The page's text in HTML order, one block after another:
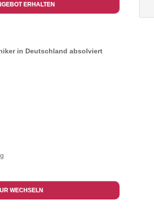
ERHALTEN
in Deutschland absolviert
WECHSELN